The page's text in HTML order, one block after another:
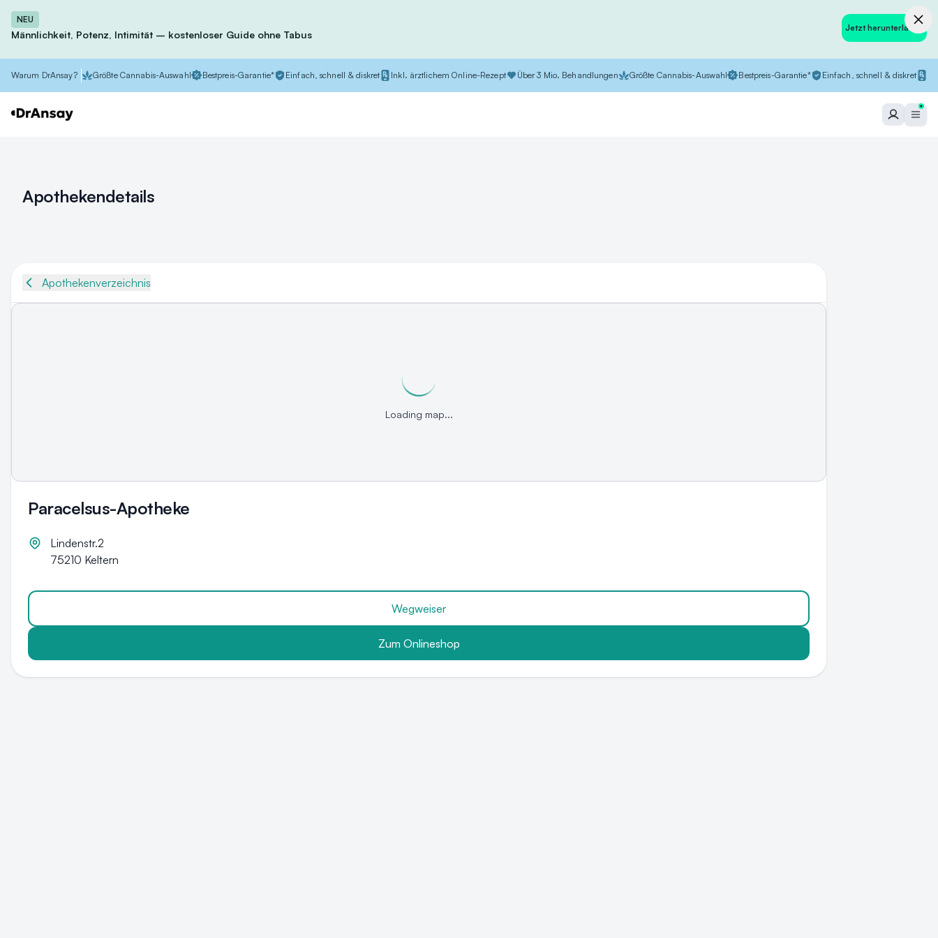
NEU
Männlichkeit, Potenz, Intimität – kostenloser Guide ohne Tabus
Jetzt herunterladen
Warum DrAnsay? Größte Cannabis-Auswahl Bestpreis-Garantie* Einfach, schnell & diskret Inkl. ärztlichem Online-Rezept Über 3 Mio. Behandlungen Größte Cannabis-Auswahl Bestpreis-Garantie* Einfach, schnell & diskret
Apothekendetails
Apothekenverzeichnis
Loading map...
Paracelsus-Apotheke
Lindenstr.2
75210 Keltern
Wegweiser
Zum Onlineshop